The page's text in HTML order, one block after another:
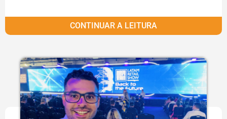
CONTINUAR A LEITURA